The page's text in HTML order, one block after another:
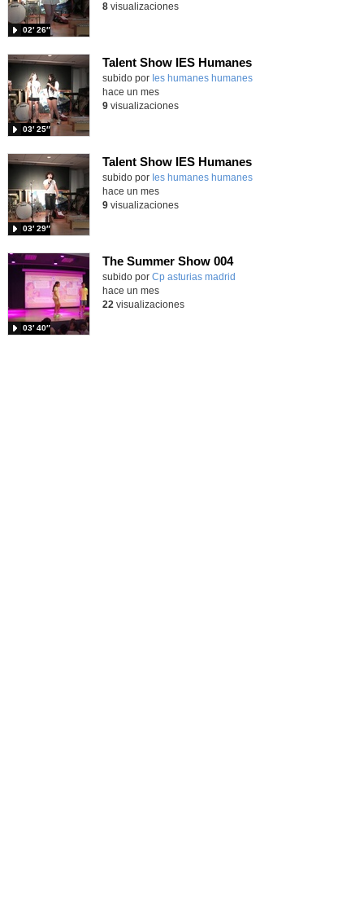
02′ 26″
8visualizaciones
Talent Show IES Humanes
subido por Ies humanes humanes
03′ 25″
-
hace un mes
9visualizaciones
Talent Show IES Humanes
subido por Ies humanes humanes
03′ 29″
-
hace un mes
9visualizaciones
The Summer Show 004
Contenido educativo.
subido por Cp asturias madrid
03′ 40″
hace un mes
22 visualizaciones